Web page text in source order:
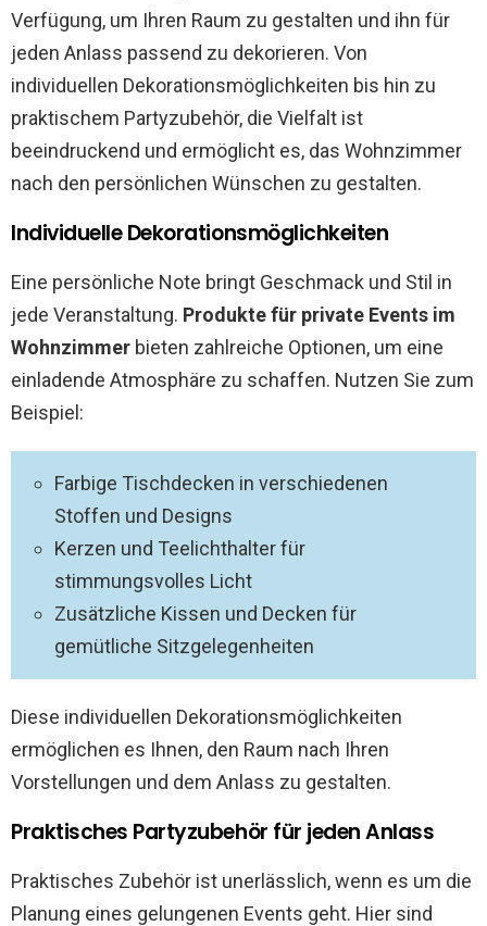
Verfügung, um Ihren Raum zu gestalten und ihn für
jeden Anlass passend zu dekorieren. Von
individuellen Dekorationsmöglichkeiten bis hin zu
praktischem Partyzubehör, die Vielfalt ist
beeindruckend und ermöglicht es, das Wohnzimmer
nach den persönlichen Wünschen zu gestalten.
Individuelle Dekorationsmöglichkeiten
Eine persönliche Note bringt Geschmack und Stil in
jede Veranstaltung. Produkte für private Events im
Wohnzimmer bieten zahlreiche Optionen, um eine
einladende Atmosphäre zu schaffen. Nutzen Sie zum
Beispiel:
Farbige Tischdecken in verschiedenen
Stoffen und Designs
Kerzen und Teelichthalter für
stimmungsvolles Licht
Zusätzliche Kissen und Decken für
gemütliche Sitzgelegenheiten
Diese individuellen Dekorationsmöglichkeiten
ermöglichen es Ihnen, den Raum nach Ihren
Vorstellungen und dem Anlass zu gestalten.
Praktisches Partyzubehör für jeden Anlass
Praktisches Zubehör ist unerlässlich, wenn es um die
Planung eines gelungenen Events geht. Hier sind